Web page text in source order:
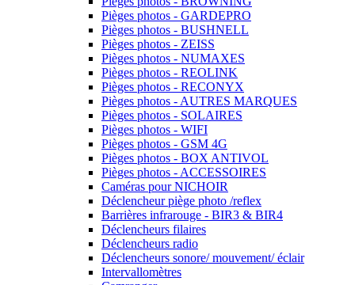
Pièges photos - GARDEPRO
Pièges photos - BUSHNELL
Pièges photos - ZEISS
Pièges photos - NUMAXES
Pièges photos - REOLINK
Pièges photos - RECONYX
Pièges photos - AUTRES MARQUES
Pièges photos - SOLAIRES
Pièges photos - WIFI
Pièges photos - GSM 4G
Pièges photos - BOX ANTIVOL
Pièges photos - ACCESSOIRES
Caméras pour NICHOIR
Déclencheur piège photo /reflex
Barrières infrarouge - BIR3 & BIR4
Déclencheurs filaires
Déclencheurs radio
Déclencheurs sonore/ mouvement/ éclair
Intervallomètres